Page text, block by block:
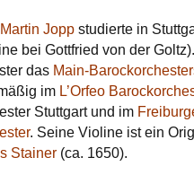
Martin Jopp studierte in
bei Gottfried von der
das Main-
im L’Orfeo
Stuttgart und im
. Seine Violine ist ein
Stainer (ca. 1650).